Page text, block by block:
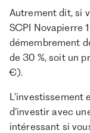
Autrement dit, si
SCPI Novapierre
démembrement
de 30 %, soit un
€).
d’investir avec
intéressant si